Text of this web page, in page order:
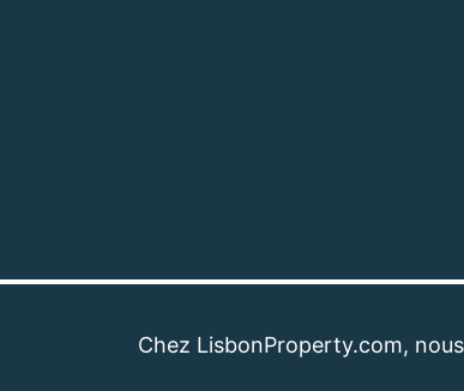
Chez LisbonProperty.com, nous